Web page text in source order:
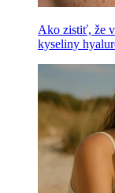
Ako zistiť, že
kyseliny